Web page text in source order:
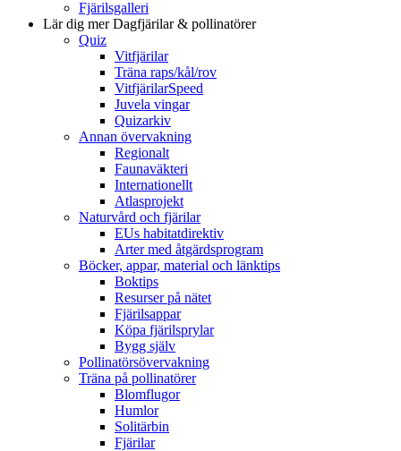
Fjärilsgalleri
Lär dig merDagfjärilar & pollinatörer
Quiz
Vitfjärilar
Träna raps/kål/rov
VitfjärilarSpeed
Juvela vingar
Quizarkiv
Annan övervakning
Regionalt
Faunaväkteri
Internationellt
Atlasprojekt
Naturvård och fjärilar
EUs habitatdirektiv
Arter med åtgärdsprogram
Böcker, appar, material och länktips
Boktips
Resurser på nätet
Fjärilsappar
Köpa fjärilsprylar
Bygg själv
Pollinatörsövervakning
Träna på pollinatörer
Blomflugor
Humlor
Solitärbin
Fjärilar